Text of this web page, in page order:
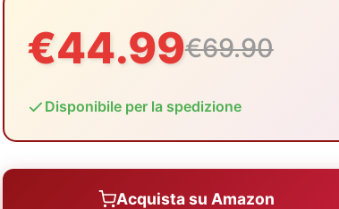
€44.99€69.90
Disponibile per la spedizione
Acquista su Amazon